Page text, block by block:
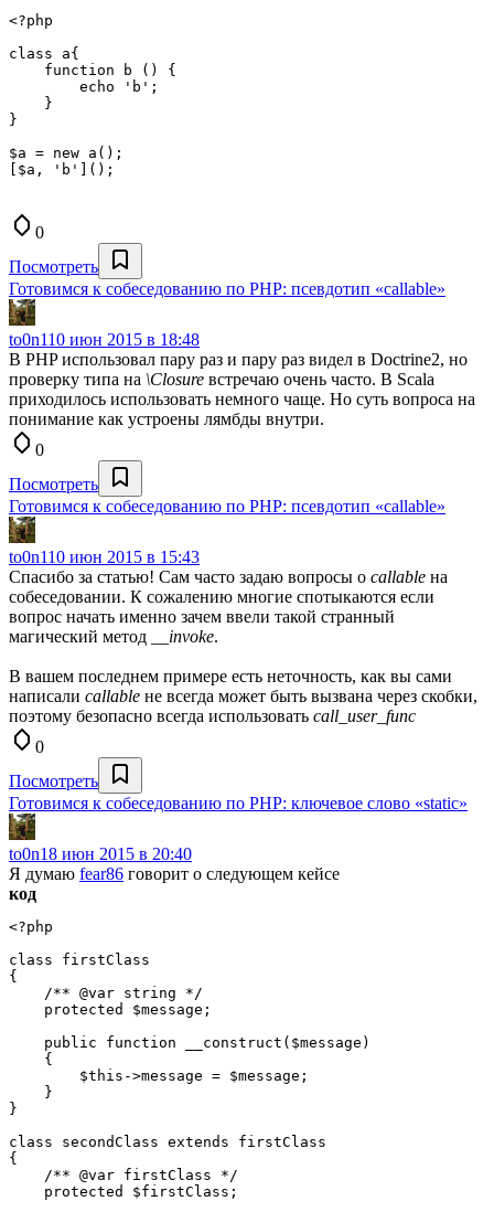
<?php
class a{
    function b () {
        echo 'b';
    }
}
$a = new a();
0
Посмотреть
Готовимся к собеседованию по PHP: псевдотип «callable»
to0n110 июн 2015 в 18:48
В PHP использовал пару раз и пару раз видел в Doctrine2, но
проверку типа на \Closure встречаю очень часто. В Scala
приходилось использовать немного чаще. Но суть вопроса на
понимание как устроены лямбды внутри.
0
Посмотреть
Готовимся к собеседованию по PHP: псевдотип «callable»
to0n110 июн 2015 в 15:43
Спасибо за статью! Сам часто задаю вопросы о callable на
собеседовании. К сожалению многие спотыкаются если
вопрос начать именно зачем ввели такой странный
магический метод
__invoke.
В вашем последнем примере есть неточность, как вы сами
написали callable не всегда может быть вызвана через скобки,
поэтому безопасно всегда использовать call_user_func
0
Посмотреть
Готовимся к собеседованию по PHP: ключевое слово «static»
to0n18 июн 2015 в 20:40
Я думаю fear86 говорит о следующем кейсе
код
<?php
class firstClass
{
    /** @var string */
    protected $message;
    public function __construct($message)
    {
        $this->message = $message;
    }
}
class secondClass extends firstClass
{
    /** @var firstClass */
    protected $firstClass;